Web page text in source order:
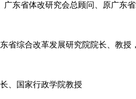
、广东省体改研究会总顾问、原广东
省综合改革发展研究院院长、教授
、国家行政学院教授